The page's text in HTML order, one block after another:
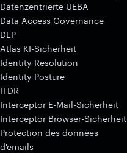
Datenzentrierte UEBA
Data Access Governance
DLP
Atlas KI-Sicherheit
Identity Resolution
Identity Posture
ITDR
Interceptor E-Mail-Sicherheit
Interceptor Browser-Sicherheit
Protection des données
d'emails